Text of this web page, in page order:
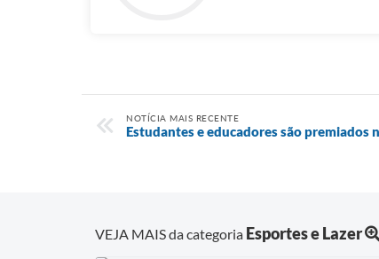
NOTÍCIA MAIS RECENTE
Estudantes e educadores são premiados
VEJA MAIS da categoria Esportes e Lazer